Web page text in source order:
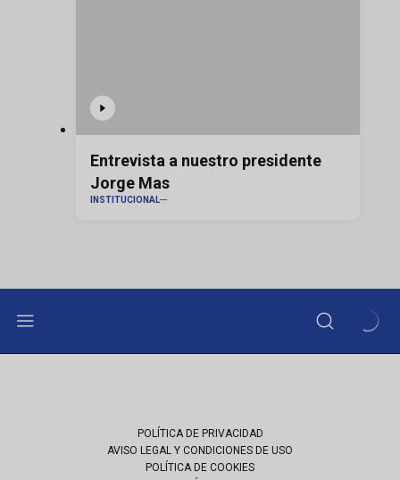
Entrevista a nuestro presidente
Jorge Mas
INSTITUCIONAL
POLÍTICA DE PRIVACIDAD
AVISO LEGAL Y CONDICIONES DE USO
POLÍTICA DE COOKIES